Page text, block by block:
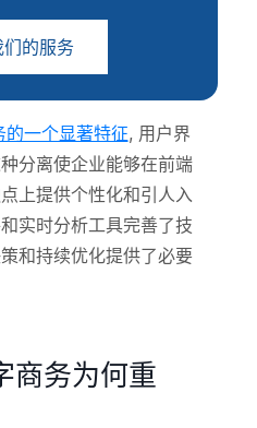
的服务
的一个显著特征, 用户界
分离使企业能够在前端
上提供个性化和引人入
实时分析工具完善了技
和持续优化提供了必要
商务为何重